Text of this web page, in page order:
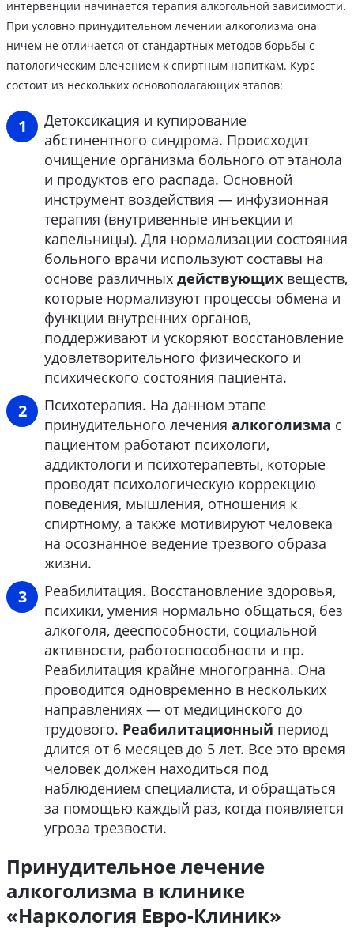
интервенции начинается терапия алкогольной зависимости.
При условно принудительном лечении алкоголизма она
ничем не отличается от стандартных методов борьбы с
патологическим влечением к спиртным напиткам. Курс
состоит из нескольких основополагающих этапов:
Детоксикация и купирование
абстинентного синдрома. Происходит
очищение организма больного от этанола
и продуктов его распада. Основной
инструмент воздействия — инфузионная
терапия (внутривенные инъекции и
капельницы). Для нормализации состояния
больного врачи используют составы на
основе различных действующих веществ,
которые нормализуют процессы обмена и
функции внутренних органов,
поддерживают и ускоряют восстановление
удовлетворительного физического и
психического состояния пациента.
Психотерапия. На данном этапе
принудительного лечения алкоголизма с
пациентом работают психологи,
аддиктологи и психотерапевты, которые
проводят психологическую коррекцию
поведения, мышления, отношения к
спиртному, а также мотивируют человека
на осознанное ведение трезвого образа
жизни.
Реабилитация. Восстановление здоровья,
психики, умения нормально общаться, без
алкоголя, дееспособности, социальной
активности, работоспособности и пр.
Реабилитация крайне многогранна. Она
проводится одновременно в нескольких
направлениях — от медицинского до
трудового. Реабилитационный период
длится от 6 месяцев до 5 лет. Все это время
человек должен находиться под
наблюдением специалиста, и обращаться
за помощью каждый раз, когда появляется
угроза трезвости.
Принудительное лечение
алкоголизма в клинике
«Наркология Евро-Клиник»